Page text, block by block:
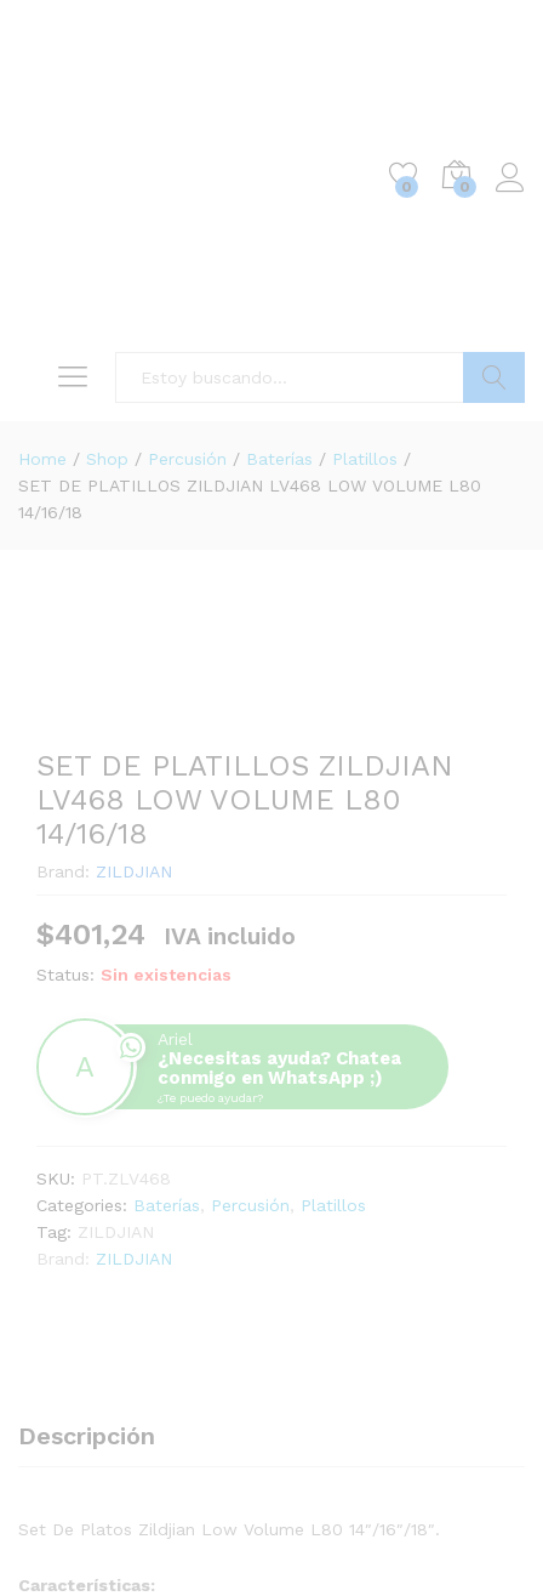
0 0
Home / Shop / Percusión / Baterías / Platillos /
SET DE PLATILLOS ZILDJIAN LV468 LOW VOLUME L80
14/16/18
SET DE PLATILLOS ZILDJIAN
LV468 LOW VOLUME L80
14/16/18
Brand: ZILDJIAN
$401,24 IVA incluido
Status: Sin existencias
Ariel
¿Necesitas ayuda? Chatea
conmigo en WhatsApp ;)
¿Te puedo ayudar?
SKU: PT.ZLV468
Categories: Baterías Percusión
Platillos
Tag: ZILDJIAN
Brand: ZILDJIAN
Descripción
Set De Platos Zildjian Low Volume L80 14″/16″/18″.
Características: